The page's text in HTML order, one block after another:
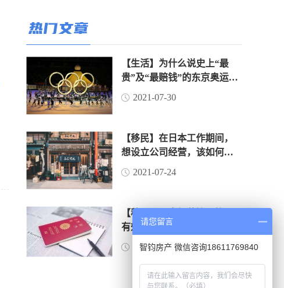
热门文章
【生活】为什么说史上“最
贵”及“最赔钱”的东京奥运
会，是赔了“面子”赚了“里
2021-07-30
【移民】在日本工作期间，
想设立公司经营，该如何操
作？
2021-07-24
【移民】日本经营管理签证
有效期是如何界定的？
2021-06-16
请您留言
智钧房产 微信咨询18611769840